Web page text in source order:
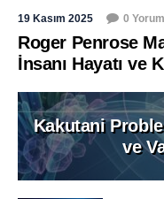
19 Kasım 2025 0 Yorum
Roger Penrose
İnsanı Hayatı ve
Kakutani
ve